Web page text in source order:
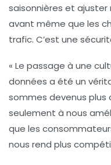
saisonnières et ajuster
avant même que les
trafic. C’est une
« Le passage à une
données a été un
sommes devenus plus
seulement à nous
que les
nous rend plus